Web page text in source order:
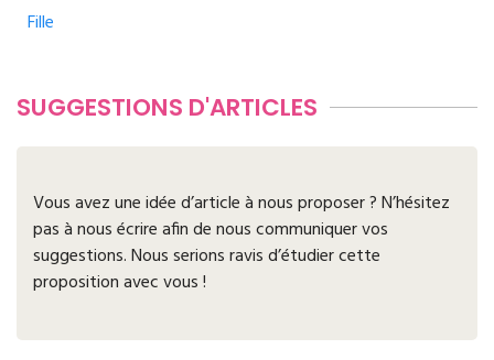
Fille
SUGGESTIONS D'ARTICLES
Vous avez une idée d’article à nous proposer ? N’hésitez
pas à nous écrire afin de nous communiquer vos
suggestions. Nous serions ravis d’étudier cette
proposition avec vous !